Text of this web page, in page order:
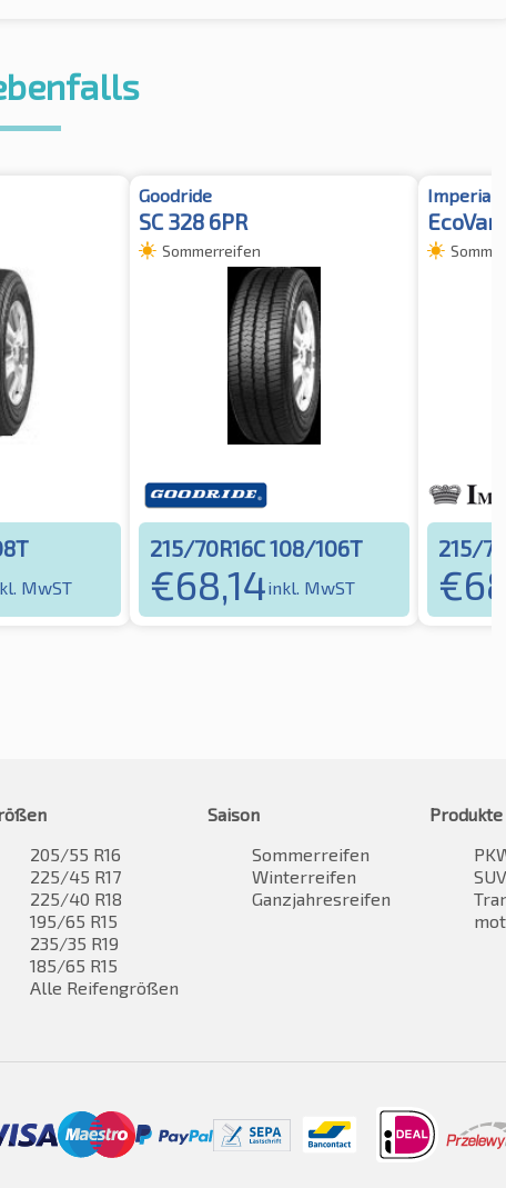
MwST
Goodride
SC 328 6PR
Sommerreifen
215/70R16C 108/106T
€68,14inkl. MwST
Imperial
EcoVan 3
215/
€
205/55 R16
225/45 R17
225/40 R18
195/65 R15
235/35 R19
185/65 R15
Alle Reifengrößen
Saison
Sommerreifen
Winterreifen
Ganzjahresreifen
Produkte